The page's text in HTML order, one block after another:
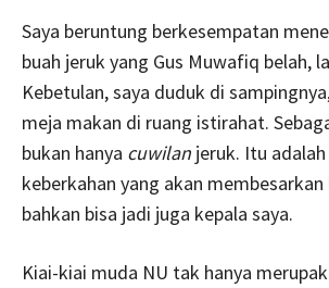
Saya beruntung berkesempatan
buah jeruk yang Gus Muwafiq belah,
Kebetulan, saya duduk di
meja makan di ruang istirahat.
bukan hanya cuwilan jeruk. Itu
keberkahan yang akan
bahkan bisa jadi juga kepala saya.
Kiai-kiai muda NU tak hanya